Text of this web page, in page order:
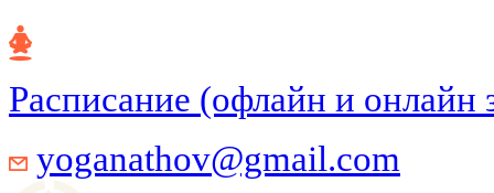
Расписание (офлайн и онлайн
yoganathov@gmail.com